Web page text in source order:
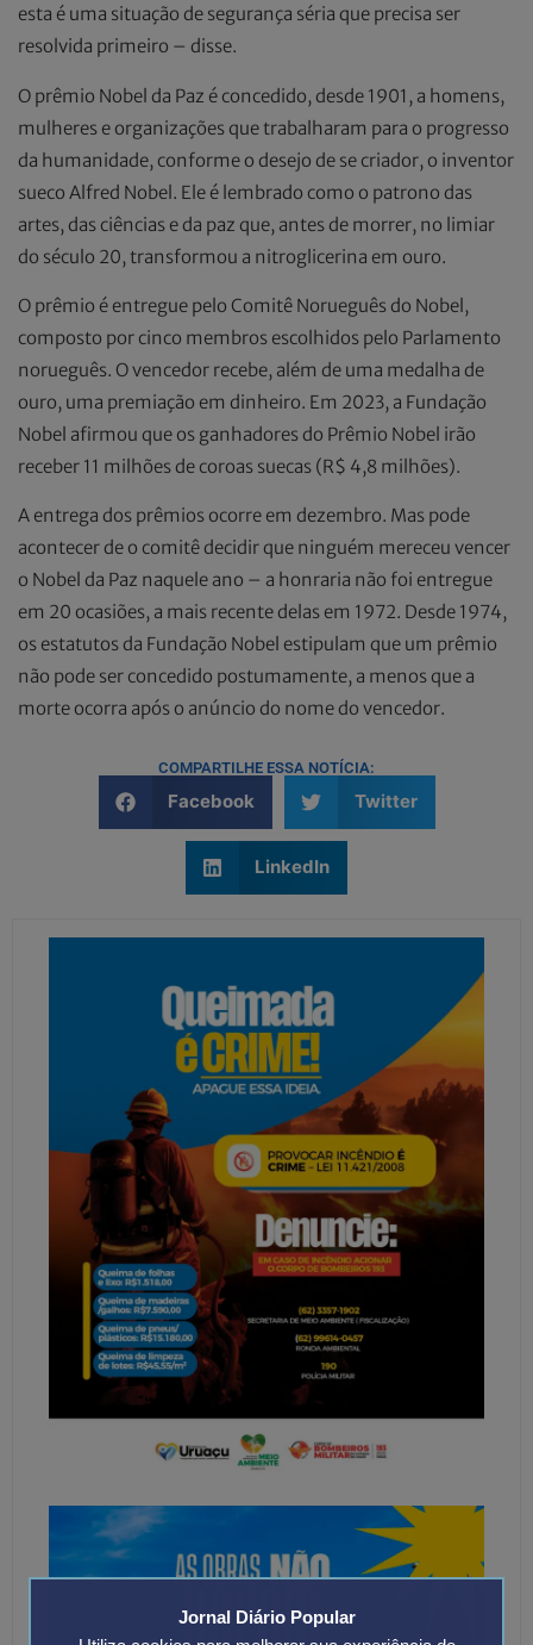
Jornal Diário Popular
esta é uma situação de segurança séria que precisa ser
resolvida primeiro – disse.
O prêmio Nobel da Paz é concedido, desde 1901, a homens,
mulheres e organizações que trabalharam para o progresso
da humanidade, conforme o desejo de se criador, o inventor
sueco Alfred Nobel. Ele é lembrado como o patrono das
artes, das ciências e da paz que, antes de morrer, no limiar
do século 20, transformou a nitroglicerina em ouro.
O prêmio é entregue pelo Comitê Norueguês do Nobel,
composto por cinco membros escolhidos pelo Parlamento
norueguês. O vencedor recebe, além de uma medalha de
ouro, uma premiação em dinheiro. Em 2023, a Fundação
Nobel afirmou que os ganhadores do Prêmio Nobel irão
receber 11 milhões de coroas suecas (R$ 4,8 milhões).
A entrega dos prêmios ocorre em dezembro. Mas pode
acontecer de o comitê decidir que ninguém mereceu vencer
o Nobel da Paz naquele ano – a honraria não foi entregue
em 20 ocasiões, a mais recente delas em 1972. Desde 1974,
os estatutos da Fundação Nobel estipulam que um prêmio
não pode ser concedido postumamente, a menos que a
morte ocorra após o anúncio do nome do vencedor.
COMPARTILHE ESSA NOTÍCIA:
Facebook Twitter
LinkedIn